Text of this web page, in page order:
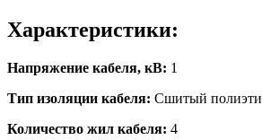
Характеристики:
Напряжение кабеля, кВ: 1
Тип изоляции кабеля: Сшитый
Количество жил кабеля: 4